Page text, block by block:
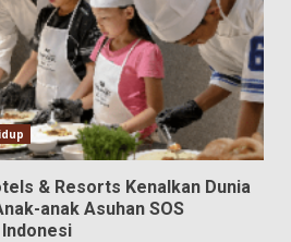
& Resorts Kenalkan Dunia
anak Asuhan SOS
Indonesi